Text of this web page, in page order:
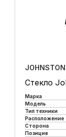
JOHNSTON
Стекло
Марка
Модель
Тип техники
Расположение
Сторона
Позиция